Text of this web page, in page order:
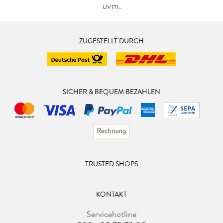
uvm.
ZUGESTELLT DURCH
SICHER & BEQUEM BEZAHLEN
TRUSTED SHOPS
KONTAKT
Servicehotline